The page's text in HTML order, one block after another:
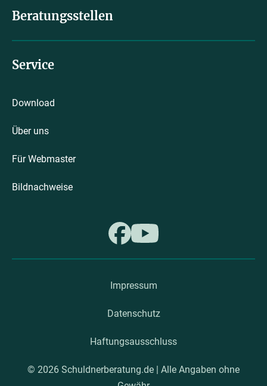
Beratungsstellen
Service
Download
Über uns
Für Webmaster
Bildnachweise
Impressum
Datenschutz
Haftungsausschluss
© 2026 Schuldnerberatung.de | Alle Angaben ohne